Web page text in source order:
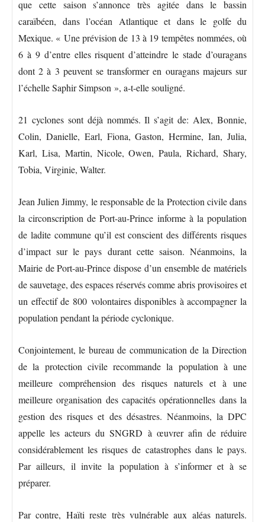
que cette saison s’annonce très agitée dans le bassin
caraïbéen, dans l’océan Atlantique et dans le golfe du
Mexique. « Une prévision de 13 à 19 tempêtes nommées, où
6 à 9 d’entre elles risquent d’atteindre le stade d’ouragans
dont 2 à 3 peuvent se transformer en ouragans majeurs sur
l’échelle Saphir Simpson », a-t-elle souligné.
21 cyclones sont déjà nommés. Il s’agit de: Alex, Bonnie,
Colin, Danielle, Earl, Fiona, Gaston, Hermine, Ian, Julia,
Karl, Lisa, Martin, Nicole, Owen, Paula, Richard, Shary,
Tobia, Virginie, Walter.
Jean Julien Jimmy, le responsable de la Protection civile dans
la circonscription de Port-au-Prince informe à la population
de ladite commune qu’il est conscient des différents risques
d’impact sur le pays durant cette saison. Néanmoins, la
Mairie de Port-au-Prince dispose d’un ensemble de matériels
de sauvetage, des espaces réservés comme abris provisoires et
un effectif de 800 volontaires disponibles à accompagner la
population pendant la période cyclonique.
Conjointement, le bureau de communication de la Direction
de la protection civile recommande la population à une
meilleure compréhension des risques naturels et à une
meilleure organisation des capacités opérationnelles dans la
gestion des risques et des désastres. Néanmoins, la DPC
appelle les acteurs du SNGRD à œuvrer afin de réduire
considérablement les risques de catastrophes dans le pays.
Par ailleurs, il invite la population à s’informer et à se
préparer.
Par contre, Haïti reste très vulnérable aux aléas naturels.